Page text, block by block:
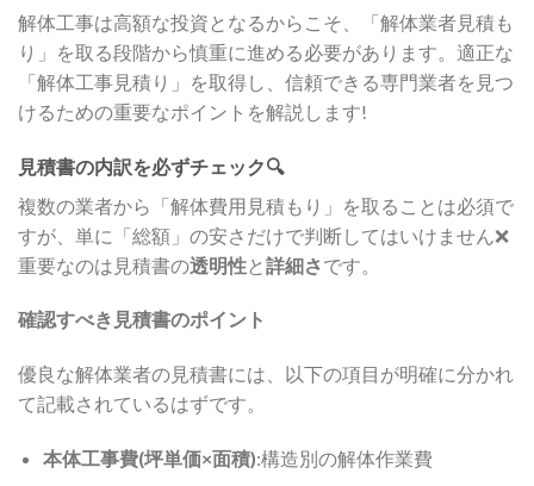
解体工事は高額な投資となるからこそ、「解体業者見積も
り」を取る段階から慎重に進める必要があります。適正な
「解体工事見積り」を取得し、信頼できる専門業者を見つ
けるための重要なポイントを解説します!
見積書の内訳を必ずチェック🔍
複数の業者から「解体費用見積もり」を取ることは必須で
すが、単に「総額」の安さだけで判断してはいけません❌
重要なのは見積書の透明性と詳細さです。
確認すべき見積書のポイント
優良な解体業者の見積書には、以下の項目が明確に分かれ
て記載されているはずです。
本体工事費(坪単価×面積):構造別の解体作業費